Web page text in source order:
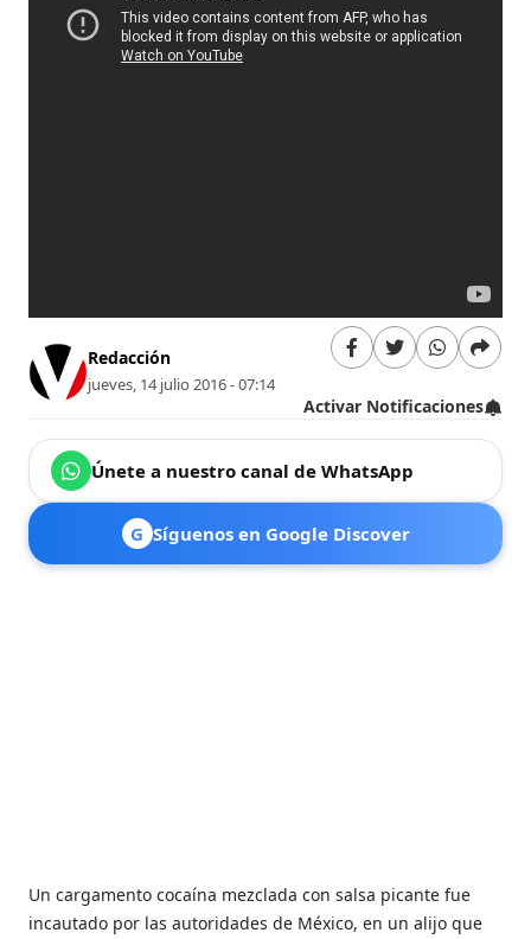
Redacción
jueves, 14 julio 2016 - 07:14
Activar Notificaciones
Únete a nuestro canal de WhatsApp
G Síguenos en Google Discover
Un cargamento cocaína mezclada con salsa picante fue
incautado por las autoridades de México, en un alijo que